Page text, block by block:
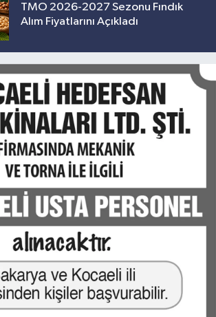
TMO 2026-2027 Sezonu Fındık
Alım Fiyatlarını Açıkladı